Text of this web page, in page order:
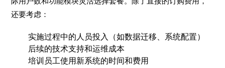
还要考虑：
实施过程中的人员投入（如数据迁移、系统配置）
后续的技术支持和运维成本
培训员工使用新系统的时间和费用